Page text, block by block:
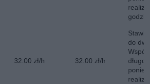
32.00 zł/h 32.00 zł/h
do